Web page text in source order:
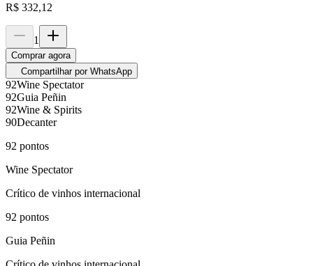
R$ 332,12
1
Comprar agora
Compartilhar por WhatsApp
92Wine Spectator
92Guia Peñin
92Wine & Spirits
90Decanter
92 pontos
Wine Spectator
Crítico de vinhos internacional
92 pontos
Guia Peñin